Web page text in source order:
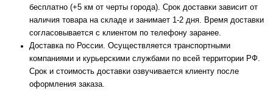
бесплатно (+5 км от черты города). Срок доставки зависит от
наличия товара на складе и занимает 1-2 дня. Время доставки
согласовывается с клиентом по телефону заранее.
Доставка по России. Осуществляется транспортными
компаниями и курьерскими службами по всей территории РФ.
Срок и стоимость доставки озвучивается клиенту после
оформления заказа.